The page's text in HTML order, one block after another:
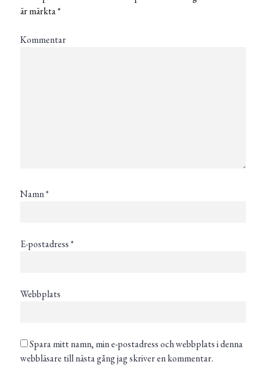
är märkta*
Kommentar
Namn*
E-postadress*
Webbplats
Spara mitt namn, min e-postadress och webbplats i denna
webbläsare till nästa gång jag skriver en kommentar.